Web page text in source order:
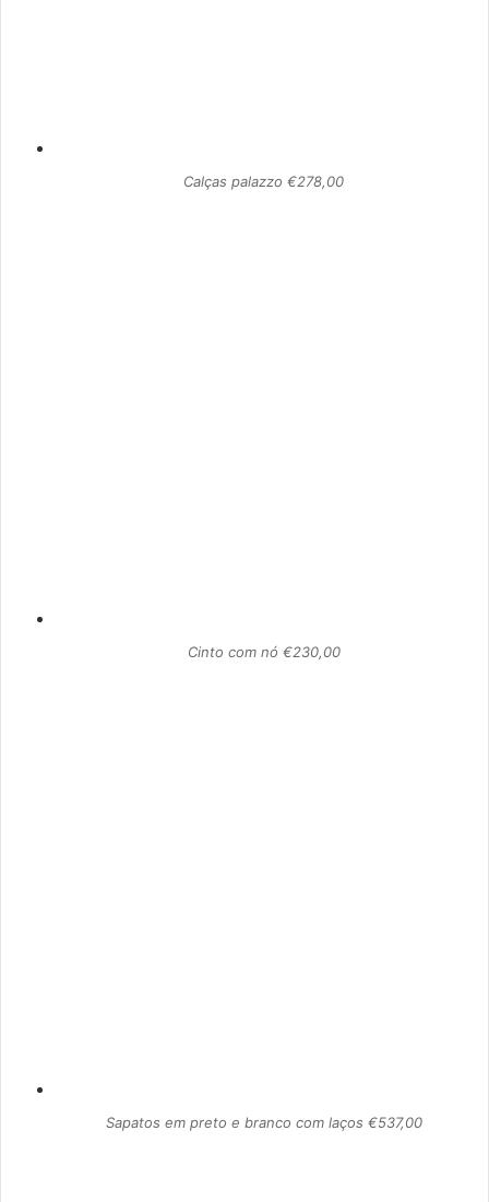
Calças palazzo €278,00
Cinto com nó €230,00
Sapatos em preto e branco com laços €537,00